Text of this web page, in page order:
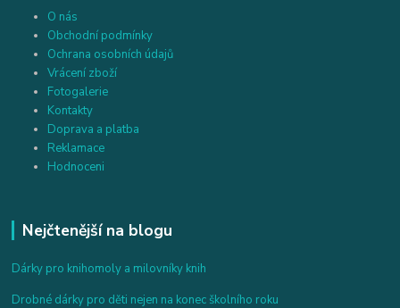
O nás
Obchodní podmínky
Ochrana osobních údajů
Vrácení zboží
Fotogalerie
Kontakty
Doprava a platba
Reklamace
Hodnoceni
Nejčtenější na blogu
Dárky pro knihomoly a milovníky knih
Drobné dárky pro děti nejen na konec školního roku